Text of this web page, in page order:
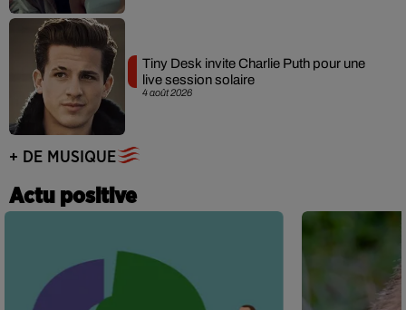
4 août 2026
Tiny Desk invite Charlie Puth pour une
live session solaire
+ DE MUSIQUE
Actu positive